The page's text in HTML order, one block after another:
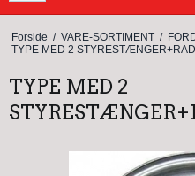
Forside / VARE-SORTIMENT /
TYPE MED 2
TYPE MED 2